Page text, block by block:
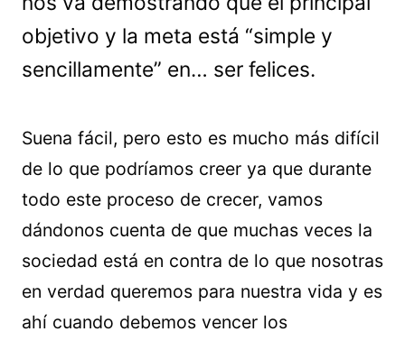
objetivo y la meta está “simple y
sencillamente” en… ser felices.
Suena fácil, pero esto es mucho más difícil
de lo que podríamos creer ya que durante
todo este proceso de crecer, vamos
dándonos cuenta de que muchas veces la
sociedad está en contra de lo que nosotras
en verdad queremos para nuestra vida y es
ahí cuando debemos vencer los